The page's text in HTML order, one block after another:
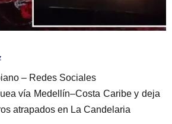
– Redes Sociales
vía Medellín–Costa Caribe y deja
atrapados en La Candelaria